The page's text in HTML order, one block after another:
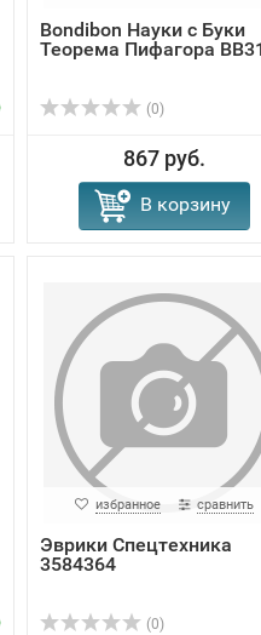
Bondibon Науки с Буки
Теорема Пифагора
(0)
867 руб.
В корзину
избранное сравнить
Эврики Спецтехника
3584364
(0)